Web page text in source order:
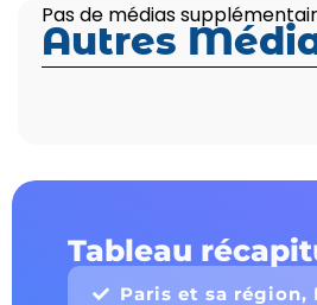
Autres
Pas de médias
Tableau
Paris et sa